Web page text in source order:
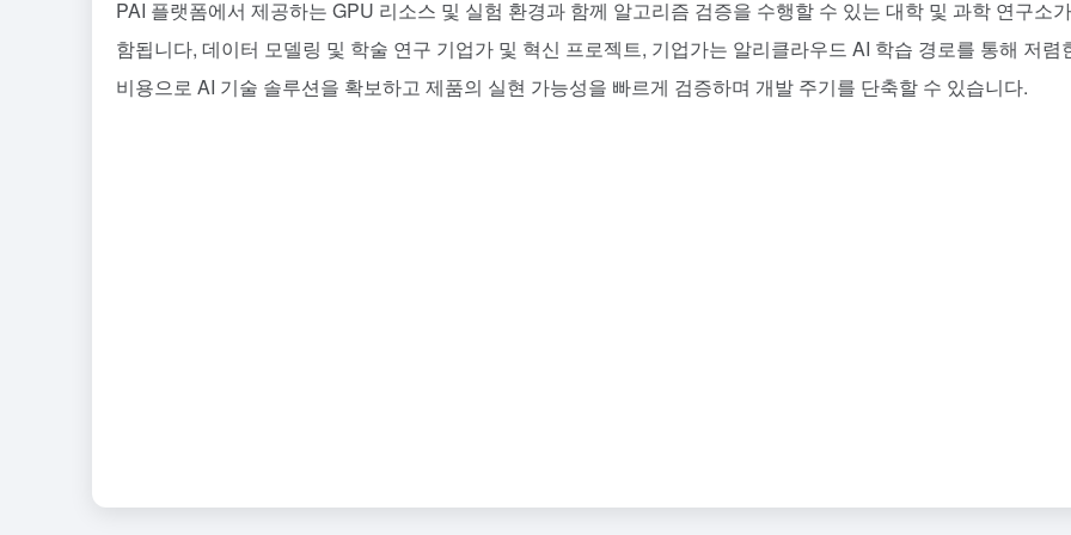
PAI 플랫폼에서 제공하는 GPU 리소스 및 실험 환경과 함께 알고리즘 검증을 수행할 수 있는 대학 및 과학 연구소
함됩니다, 데이터 모델링 및 학술 연구 기업가 및 혁신 프로젝트, 기업가는 알리클라우드 AI 학습 경로를 통해 저렴
비용으로 AI 기술 솔루션을 확보하고 제품의 실현 가능성을 빠르게 검증하며 개발 주기를 단축할 수 있습니다.